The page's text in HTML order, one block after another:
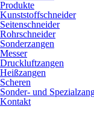
Produkte
Kunststoffschneider
Seitenschneider
Rohrschneider
Sonderzangen
Messer
Druckluftzangen
Heißzangen
Scheren
Sonder- und
Kontakt